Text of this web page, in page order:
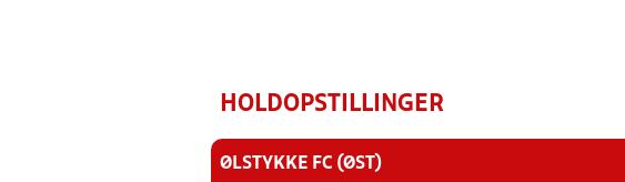
HOLDOPSTILLINGER
ØLSTYKKE FC (ØST)